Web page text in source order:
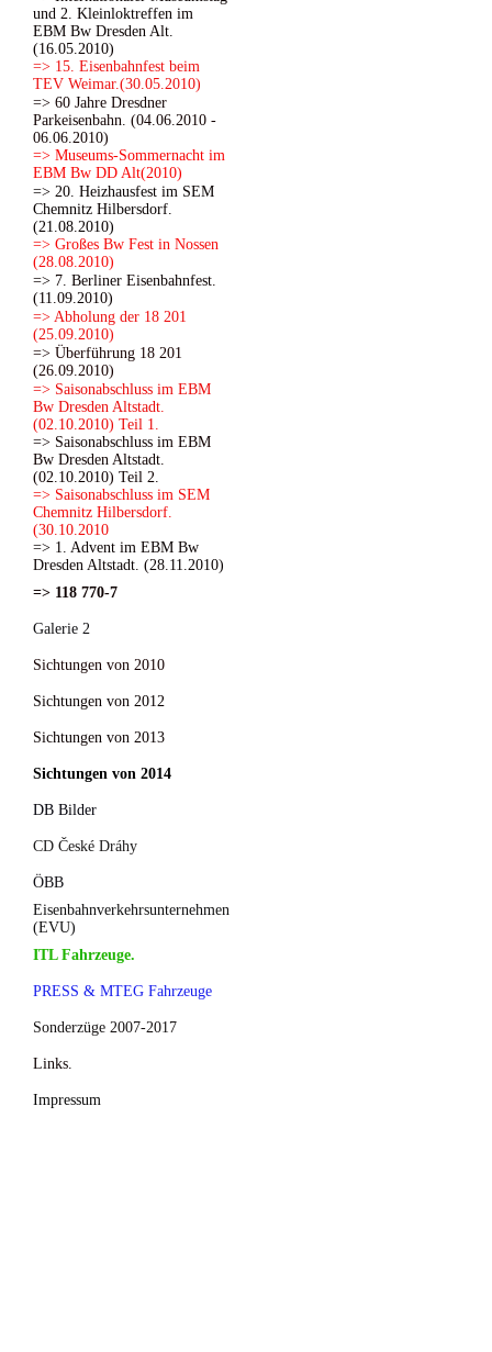
und 2. Kleinloktreffen im
EBM Bw Dresden Alt.
(16.05.2010)
=> 15. Eisenbahnfest beim
TEV Weimar.(30.05.2010)
=> 60 Jahre Dresdner
Parkeisenbahn. (04.06.2010 -
06.06.2010)
=> Museums-Sommernacht im
EBM Bw DD Alt(2010)
=> 20. Heizhausfest im SEM
Chemnitz Hilbersdorf.
(21.08.2010)
=> Großes Bw Fest in Nossen
(28.08.2010)
=> 7. Berliner Eisenbahnfest.
(11.09.2010)
=> Abholung der 18 201
(25.09.2010)
=> Überführung 18 201
(26.09.2010)
=> Saisonabschluss im EBM
Bw Dresden Altstadt.
(02.10.2010) Teil 1.
=> Saisonabschluss im EBM
Bw Dresden Altstadt.
(02.10.2010) Teil 2.
=> Saisonabschluss im SEM
Chemnitz Hilbersdorf.
(30.10.2010
=> 1. Advent im EBM Bw
Dresden Altstadt. (28.11.2010)
=> 118 770-7
Galerie 2
Sichtungen von 2010
Sichtungen von 2012
Sichtungen von 2013
Sichtungen von 2014
DB Bilder
CD České Dráhy
ÖBB
Eisenbahnverkehrsunternehmen
(EVU)
ITL Fahrzeuge.
PRESS & MTEG Fahrzeuge
Sonderzüge 2007-2017
Links.
Impressum